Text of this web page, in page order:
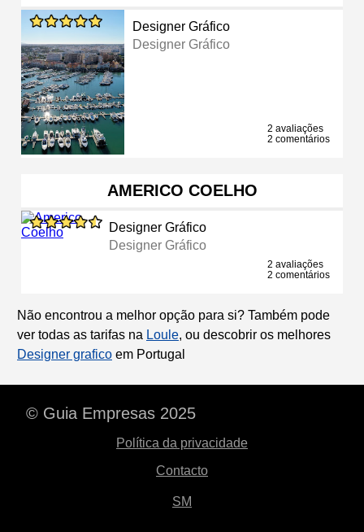
Designer Gráfico
Designer Gráfico
2 avaliações
2 comentários
AMERICO COELHO
Designer Gráfico
Designer Gráfico
2 avaliações
2 comentários
Não encontrou a melhor opção para si? Também pode
ver todas as tarifas na Loule, ou descobrir os melhores
Designer grafico em Portugal
© Guia Empresas 2025
Política da privacidade
Contacto
SM